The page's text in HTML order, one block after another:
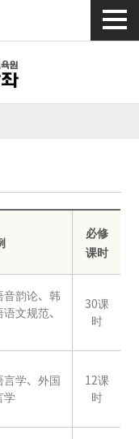
必修
课时
音韵论、韩
文规范、
30课
时
学、外国
学
12课
时